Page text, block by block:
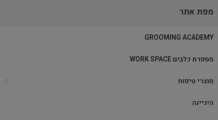
מפת אתר
GROOMING ACADEMY
מספרת כלבים WORK SPACE
מוצרי טיפוח
היגיינה